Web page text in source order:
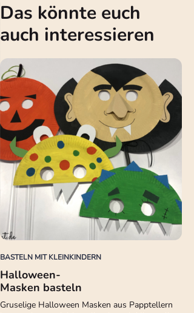
Das könnte euch
auch interessieren
BASTELN MIT KLEINKINDERN
Halloween-
Masken basteln
Gruselige Halloween Masken aus Papptellern